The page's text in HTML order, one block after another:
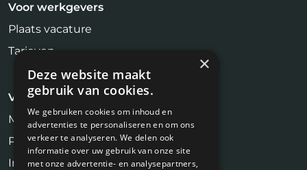
Voor werkgevers
Plaats vacature
Tarieven
Voor kandidaten
Makelaar Vacatures
Profiel aanmaken
Inschrijven Job Alert
×
Deze website maakt
gebruik van cookies.
We gebruiken cookies om inhoud en
advertenties te personaliseren en om ons
verkeer te analyseren. We delen ook
informatie over uw gebruik van onze site
met onze advertentie- en analysepartners,